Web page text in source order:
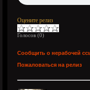
Оцените релиз
Голосов (0)
Сообщить о нерабочей
Пожаловаться на релиз